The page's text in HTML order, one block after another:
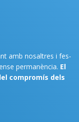
amb nosaltres i fes-
permanència. El
compromís dels